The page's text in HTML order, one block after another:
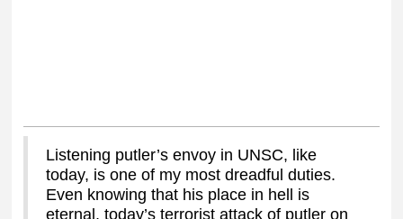
Listening putler’s envoy in UNSC, like
today, is one of my most dreadful duties.
Even knowing that his place in hell is
eternal, today’s terrorist attack of putler on